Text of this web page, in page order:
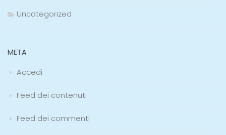
Uncategorized
META
Accedi
Feed dei contenuti
Feed dei commenti